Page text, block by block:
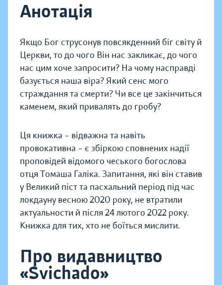
Анотація
Якщо Бог струсонув повсякденний біг світу й
Церкви, то до чого Він нас закликає, до чого
нас цим хоче запросити? На чому насправді
базується наша віра? Який сенс мого
страждання та смерти? Чи все це закінчиться
каменем, який привалять до гробу?
Ця книжка – відважна та навіть
провокативна – є збіркою сповнених надії
проповідей відомого чеського богослова
отця Томаша Галіка. Запитання, які він ставив
у Великий піст та пасхальний період під час
локдауну весною 2020 року, не втратили
актуальности й після 24 лютого 2022 року.
Книжка для тих, хто не боїться мислити.
Про видавництво
«Svichado»